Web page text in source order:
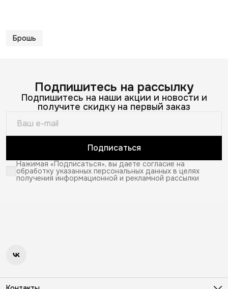
Брошь
Подпишитесь на рассылку
Подпишитесь на наши акции и новости и
получите скидку на первый заказ
Подписаться
Нажимая «Подписаться», вы даете согласие на
обработку указанных персональных данных в целях
получения информационной и рекламной рассылки